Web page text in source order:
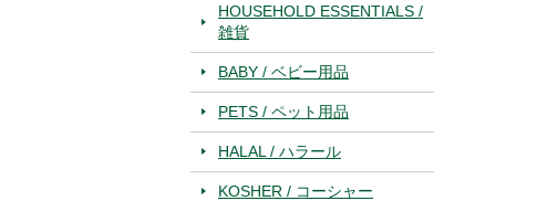
HOUSEHOLD ESSENTIALS /
雑貨
BABY / ベビー用品
PETS / ペット用品
HALAL / ハラール
KOSHER / コーシャー